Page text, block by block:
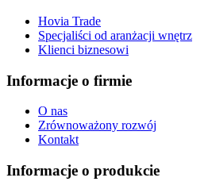
Hovia Trade
Specjaliści od aranżacji wnętrz
Klienci biznesowi
Informacje o firmie
O nas
Zrównoważony rozwój
Kontakt
Informacje o produkcie